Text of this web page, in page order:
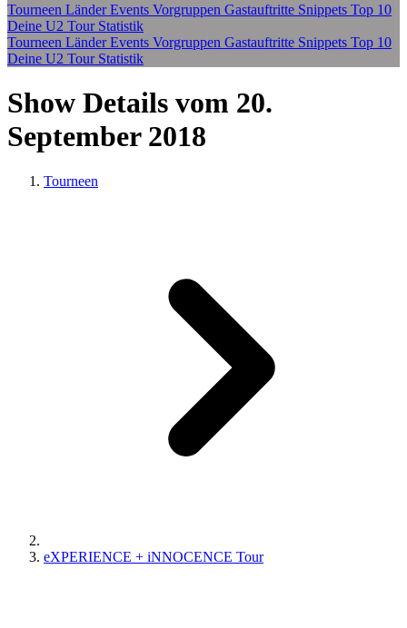
Tourneen LänderEvents Vorgruppen Gastauftritte Snippets Top 10
Deine U2 Tour Statistik
Tourneen LänderEvents Vorgruppen Gastauftritte Snippets Top 10
Deine U2 Tour Statistik
Show Details vom 20.
September 2018
Tourneen
eXPERIENCE + iNNOCENCE Tour